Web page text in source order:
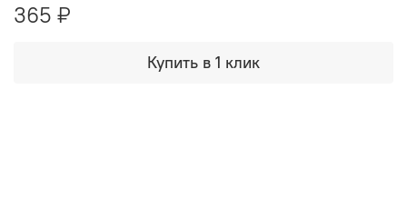
365 ₽
Купить в 1 клик